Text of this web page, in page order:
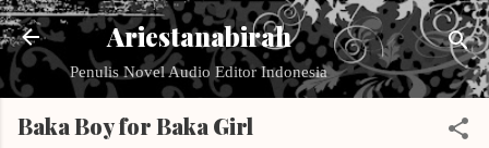
Langsung ke konten utama
Ariestanabirah
Penulis Novel Audio Editor Indonesia
Baka Boy for Baka Girl